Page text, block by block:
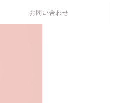
お問い合わせ